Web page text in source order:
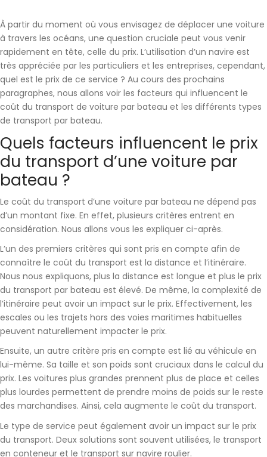
À partir du moment où vous envisagez de déplacer une voiture
à travers les océans, une question cruciale peut vous venir
rapidement en tête, celle du prix. L’utilisation d’un navire est
très appréciée par les particuliers et les entreprises, cependant,
quel est le prix de ce service ? Au cours des prochains
paragraphes, nous allons voir les facteurs qui influencent le
coût du transport de voiture par bateau et les différents types
de transport par bateau.
Quels facteurs influencent le prix
du transport d’une voiture par
bateau ?
Le coût du transport d’une voiture par bateau ne dépend pas
d’un montant fixe. En effet, plusieurs critères entrent en
considération. Nous allons vous les expliquer ci-après.
L’un des premiers critères qui sont pris en compte afin de
connaître le coût du transport est la distance et l’itinéraire.
Nous nous expliquons, plus la distance est longue et plus le prix
du transport par bateau est élevé. De même, la complexité de
l’itinéraire peut avoir un impact sur le prix. Effectivement, les
escales ou les trajets hors des voies maritimes habituelles
peuvent naturellement impacter le prix.
Ensuite, un autre critère pris en compte est lié au véhicule en
lui-même. Sa taille et son poids sont cruciaux dans le calcul du
prix. Les voitures plus grandes prennent plus de place et celles
plus lourdes permettent de prendre moins de poids sur le reste
des marchandises. Ainsi, cela augmente le coût du transport.
Le type de service peut également avoir un impact sur le prix
du transport. Deux solutions sont souvent utilisées, le transport
en conteneur et le transport sur navire roulier.